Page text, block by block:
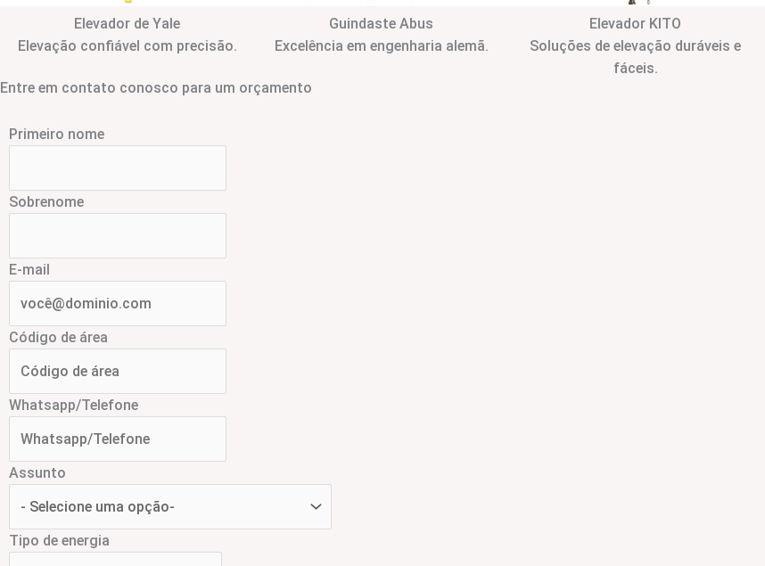
Elevador de Yale
Elevação confiável com precisão.
Guindaste Abus
Excelência em engenharia alemã.
Elevador KITO
Soluções de elevação duráveis e
fáceis.
Entre em contato conosco para um orçamento
Primeiro nome
Sobrenome
E-mail
Código de área
Whatsapp/Telefone
Assunto
Tipo de energia